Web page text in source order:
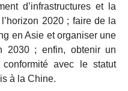
d’infrastructures et la
2020 ; faire de la
en Asie et organiser une
2030 ; enfin, obtenir un
avec le statut
à la Chine.